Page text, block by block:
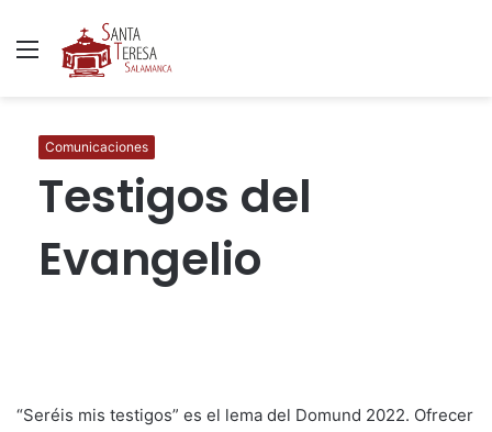
Menú
Comunicaciones
Testigos del
Evangelio
“Seréis mis testigos” es el lema del Domund 2022. Ofrecer